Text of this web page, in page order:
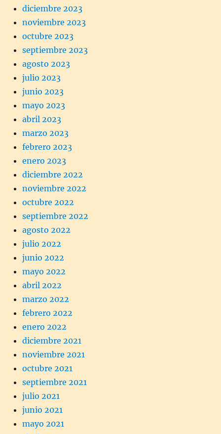
diciembre 2023
noviembre 2023
octubre 2023
septiembre 2023
agosto 2023
julio 2023
junio 2023
mayo 2023
abril 2023
marzo 2023
febrero 2023
enero 2023
diciembre 2022
noviembre 2022
octubre 2022
septiembre 2022
agosto 2022
julio 2022
junio 2022
mayo 2022
abril 2022
marzo 2022
febrero 2022
enero 2022
diciembre 2021
noviembre 2021
octubre 2021
septiembre 2021
julio 2021
junio 2021
mayo 2021